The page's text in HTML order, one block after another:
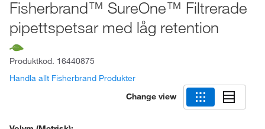
Fisherbrand™ SureOne™ Filtrerade
pipettspetsar med låg retention
Produktkod. 16440875
Handla allt Fisherbrand Produkter
Change view